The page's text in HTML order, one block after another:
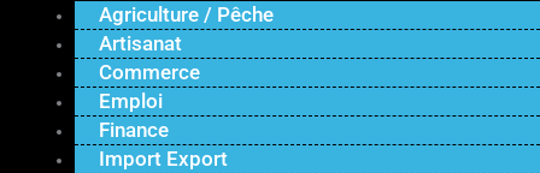
Agriculture / Pêche
Artisanat
Commerce
Emploi
Finance
Import Export